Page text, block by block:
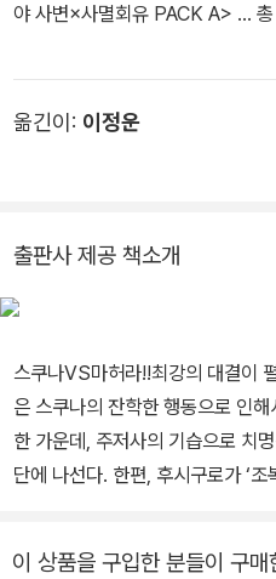
야 사변×사멸회유 PACK A> …
옮긴이: 이정운
출판사 제공 책소개
스쿠나VS마허라!!최강의 대결이
은 스쿠나의 잔학한 행동으로 인
한 가운데, 주저사의 기습으로 치
단에 나선다. 한편, 후시구로가 ‘
이 상품을 구입한 분들이 구매